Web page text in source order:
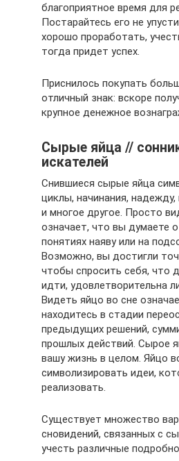
благоприятное время для
Постарайтесь его не
хорошо проработать,
тогда придет успех.
Приснилось покупать
отличный знак: вскоре
крупное денежное
Сырые яйца //
искателей
Снившиеся сырые яйца
циклы, начинания,
и многое другое. Просто
означает, что вы думаете
понятиях наяву или на
Возможно, вы достигли
чтобы спросить себя, что
идти, удовлетворительна
Видеть яйцо во сне
находитесь в стадии
предыдущих решений,
прошлых действий. Сырое
вашу жизнь в целом. Яйцо
символизировать идеи,
реализовать.
Существует множество
сновидений, связанных с
учесть различные